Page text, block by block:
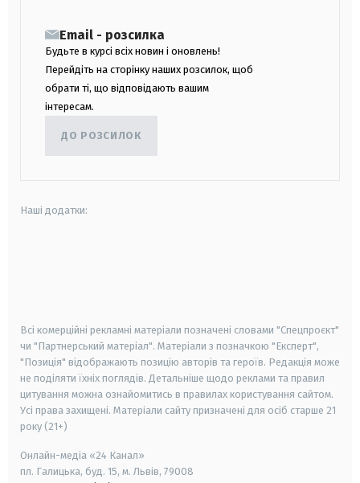
Email - розсилка
Будьте в курсі всіх новин і оновлень!
Перейдіть на сторінку наших розсилок, щоб
обрати ті, що відповідають вашим
інтересам.
ДО РОЗСИЛОК
Наші додатки:
Всі комерційні рекламні матеріали позначені словами "Спецпроєкт"
чи "Партнерський матеріал". Матеріали з позначкою "Експерт",
"Позиція" відображають позицію авторів та героїв. Редакція може
не поділяти їхніх поглядів. Детальніше щодо реклами та правил
цитування можна ознайомитись в правилах користування сайтом.
Усі права захищені. Матеріали сайту призначені для осіб старше 21
року (21+)
Онлайн-медіа «24 Канал»
пл. Галицька, буд. 15, м. Львів, 79008